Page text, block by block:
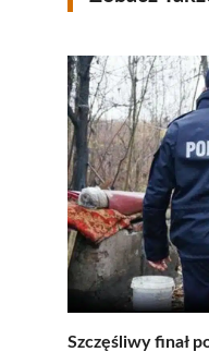
Szczęśliwy finał